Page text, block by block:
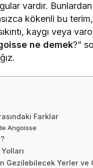
vardır.
kökenli bu
kaygı veya
ne demek?”
Farklar
Angoisse
Gezilebilecek Yerler ve